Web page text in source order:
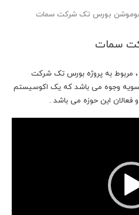
بورس تک شرکت سمات
سمات
مربوط به پروژه بورس تک شرکت
تسویه وجوه می باشد که یک اکوسیستم
فعالان این حوزه می باشد .